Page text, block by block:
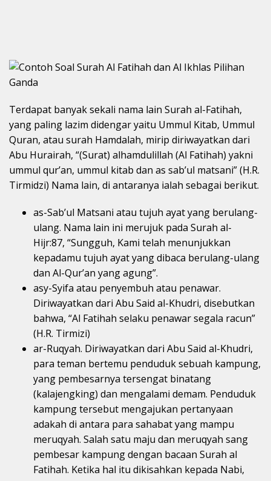
Terdapat banyak sekali nama lain Surah al-Fatihah,
yang paling lazim didengar yaitu Ummul Kitab, Ummul
Quran, atau surah Hamdalah, mirip diriwayatkan dari
Abu Hurairah, “(Surat) alhamdulillah (Al Fatihah) yakni
ummul qur’an, ummul kitab dan as sab’ul matsani” (H.R.
Tirmidzi) Nama lain, di antaranya ialah sebagai berikut.
as-Sab’ul Matsani atau tujuh ayat yang berulang-
ulang. Nama lain ini merujuk pada Surah al-
Hijr:87, “Sungguh, Kami telah menunjukkan
kepadamu tujuh ayat yang dibaca berulang-ulang
dan Al-Qur’an yang agung”.
asy-Syifa atau penyembuh atau penawar.
Diriwayatkan dari Abu Said al-Khudri, disebutkan
bahwa, “Al Fatihah selaku penawar segala racun”
(H.R. Tirmizi)
ar-Ruqyah. Diriwayatkan dari Abu Said al-Khudri,
para teman bertemu penduduk sebuah kampung,
yang pembesarnya tersengat binatang
(kalajengking) dan mengalami demam. Penduduk
kampung tersebut mengajukan pertanyaan
adakah di antara para sahabat yang mampu
meruqyah. Salah satu maju dan meruqyah sang
pembesar kampung dengan bacaan Surah al
Fatihah. Ketika hal itu dikisahkan kepada Nabi,